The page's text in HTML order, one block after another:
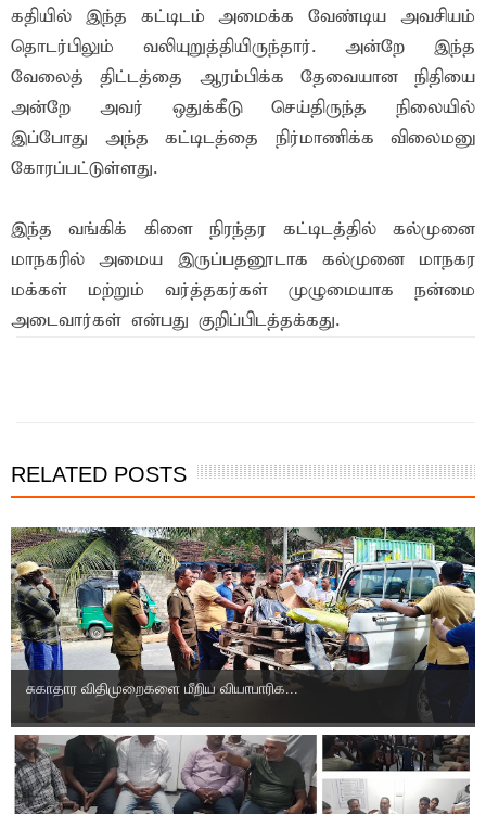
கதியில் இந்த கட்டிடம் அமைக்க வேண்டிய அவசியம்
தொடர்பிலும் வலியுறுத்தியிருந்தார். அன்றே இந்த
வேலைத் திட்டத்தை ஆரம்பிக்க தேவையான நிதியை
அன்றே அவர் ஒதுக்கீடு செய்திருந்த நிலையில்
இப்போது அந்த கட்டிடத்தை நிர்மாணிக்க விலைமனு
கோரப்பட்டுள்ளது.
இந்த வங்கிக் கிளை நிரந்தர கட்டிடத்தில் கல்முனை
மாநகரில் அமைய இருப்பதனூடாக கல்முனை மாநகர
மக்கள் மற்றும் வர்த்தகர்கள் முழுமையாக நன்மை
அடைவார்கள் என்பது குறிப்பிடத்தக்கது.
RELATED POSTS
சுகாதார விதிமுறைகளை மீறிய வியாபாரிக...